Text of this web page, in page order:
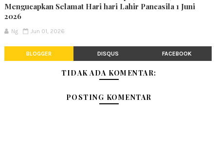
Mengucapkan Selamat Hari hari Lahir Pancasila 1 Juni
2026
Ng Jun 01, 2026
BLOGGER DISQUS FACEBOOK
TIDAK ADA KOMENTAR:
POSTING KOMENTAR